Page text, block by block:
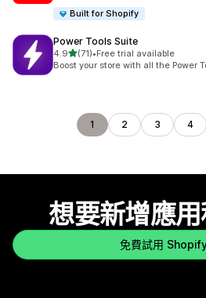
Built for Shopify
Power Tools Suite
4.9滿分 5 顆星
(71)
共有 71 則評價
•Free trial available
Boost your store with all the Power
1 2 3 4
想要新增應用
免費試用